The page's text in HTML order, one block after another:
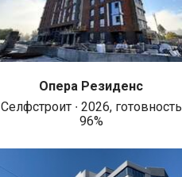
Опера Резиденс
Селфстроит ∙ 2026, готовность
96%